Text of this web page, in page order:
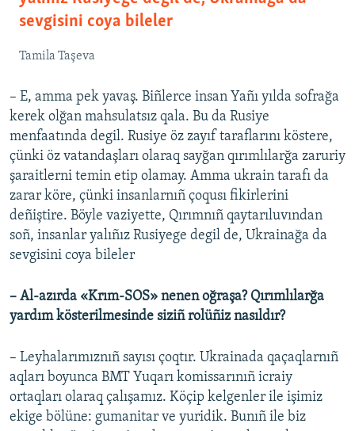
sevgisini coya bileler
Tamila Taşeva
– E, amma pek yavaş. Biñlerce insan Yañı yılda sofrağa
kerek olğan mahsulatsız qala. Bu da Rusiye
menfaatında degil. Rusiye öz zayıf taraflarını köstere,
çünki öz vatandaşları olaraq sayğan qırımlılarğa zaruriy
şaraitlerni temin etip olamay. Amma ukrain tarafı da
zarar köre, çünki insanlarnıñ çoqusı fikirlerini
deñiştire. Böyle vaziyette, Qırımnıñ qaytarıluvından
soñ, insanlar yalıñız Rusiyege degil de, Ukrainağa da
sevgisini coya bileler
– Al-azırda «Krım-SOS» nenen oğraşa? Qırımlılarğa
yardım kösterilmesinde siziñ rolüñiz nasıldır?
– Leyhalarımıznıñ sayısı çoqtır. Ukrainada qaçaqlarnıñ
aqları boyunca BMT Yuqarı komissarınıñ icraiy
ortaqları olaraq çalışamız. Köçip kelgenler ile işimiz
ekige bölüne: gumanitar ve yuridik. Bunıñ ile biz